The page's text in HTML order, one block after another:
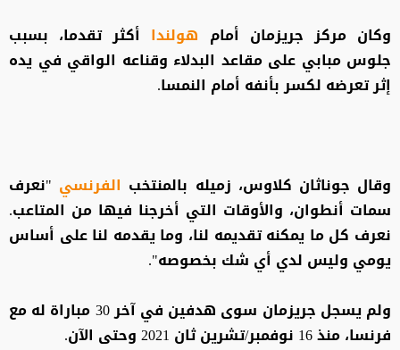
وكان مركز جريزمان أمام هولندا أكثر تقدما، بسبب
جلوس مبابي على مقاعد البدلاء وقناعه الواقي في يده
إثر تعرضه لكسر بأنفه أمام النمسا.
وقال جوناثان كلاوس، زميله بالمنتخب الفرنسي "نعرف
سمات أنطوان، والأوقات التي أخرجنا فيها من المتاعب.
نعرف كل ما يمكنه تقديمه لنا، وما يقدمه لنا على أساس
يومي وليس لدي أي شك بخصوصه".
ولم يسجل جريزمان سوى هدفين في آخر 30 مباراة له مع
فرنسا، منذ 16 نوفمبر/تشرين ثان 2021 وحتى الآن.